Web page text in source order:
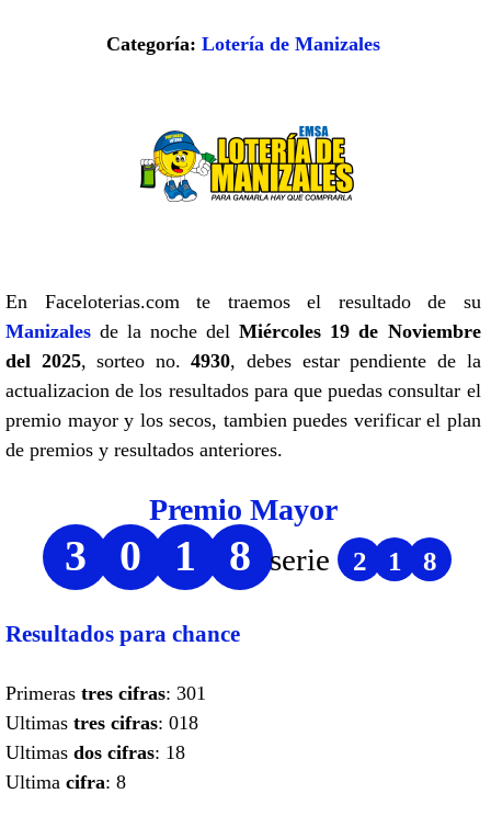
Categoría: Lotería de Manizales
En Faceloterias.com te traemos el resultado de su
Manizales de la noche delMiércoles 19 de Noviembre
del 2025, sorteo no.4930, debes estar pendiente de la
actualizacion de los resultados para que puedas consultar el
premio mayor y los secos, tambien puedes verificar el plan
de premios y resultados anteriores.
Premio Mayor
3 0 1 8 serie 2 1 8
Resultados para chance
Primeras tres cifras: 301
Ultimas tres cifras: 018
Ultimas dos cifras: 18
Ultima cifra: 8